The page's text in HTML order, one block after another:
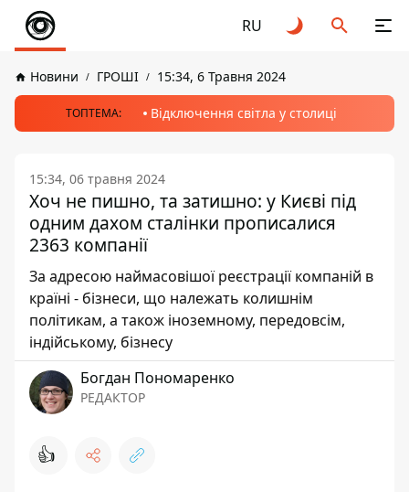
RU
Новини ГРОШІ 15:34, 6 Травня 2024
ТОПТЕМА: Відключення світла у столиці
15:34, 06 травня 2024
Хоч не пишно, та затишно: у Києві під
одним дахом сталінки прописалися
2363 компанії
За адресою наймасовішої реєстрації компаній в
країні - бізнеси, що належать колишнім
політикам, а також іноземному, передовсім,
індійському, бізнесу
Богдан Пономаренко
РЕДАКТОР
👍